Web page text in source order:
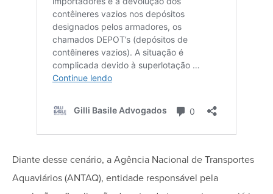
Diante desse cenário, a Agência Nacional de Transportes
Aquaviários (ANTAQ), entidade responsável pela